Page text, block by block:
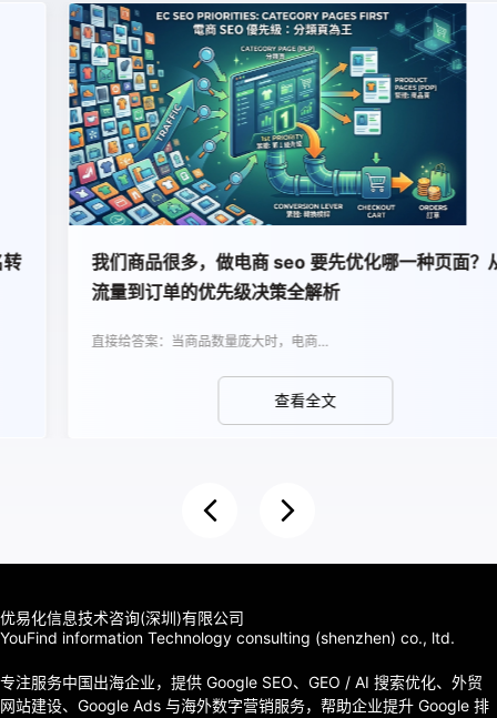
我们商品很多，做电商 seo 要先优化哪一种页面？从
流量到订单的优先级决策全解析
直接给答案：当商品数量庞大时，电商…
查看全文
PreviousNext
优易化信息技术咨询(深圳)有限公司
YouFind information Technology consulting (shenzhen) co., ltd.
专注服务中国出海企业，提供 Google SEO、GEO / AI 搜索优化、外贸
网站建设、Google Ads 与海外数字营销服务，帮助企业提升 Google 排